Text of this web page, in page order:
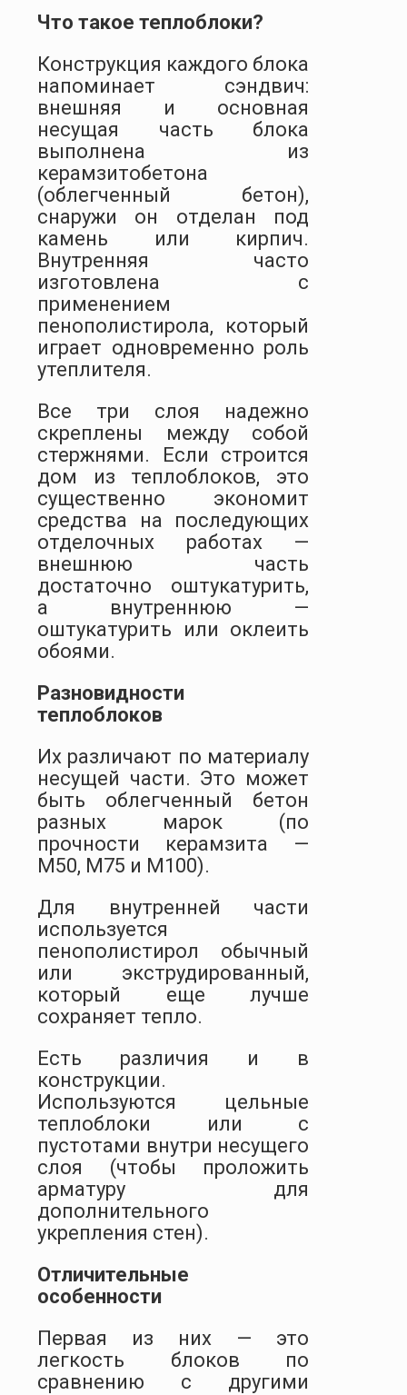
Что такое теплоблоки?
Конструкция каждого блока
напоминает сэндвич:
внешняя и основная
несущая часть блока
выполнена из
керамзитобетона
(облегченный бетон),
снаружи он отделан под
камень или кирпич.
Внутренняя часто
изготовлена с
применением
пенополистирола, который
играет одновременно роль
утеплителя.
Все три слоя надежно
скреплены между собой
стержнями. Если строится
дом из теплоблоков, это
существенно экономит
средства на последующих
отделочных работах —
внешнюю часть
достаточно оштукатурить,
а внутреннюю —
оштукатурить или оклеить
обоями.
Разновидности
теплоблоков
Их различают по материалу
несущей части. Это может
быть облегченный бетон
разных марок (по
прочности керамзита —
М50, М75 и М100).
Для внутренней части
используется
пенополистирол обычный
или экструдированный,
который еще лучше
сохраняет тепло.
Есть различия и в
конструкции.
Используются цельные
теплоблоки или с
пустотами внутри несущего
слоя (чтобы проложить
арматуру для
дополнительного
укрепления стен).
Отличительные
особенности
Первая из них — это
легкость блоков по
сравнению с другими